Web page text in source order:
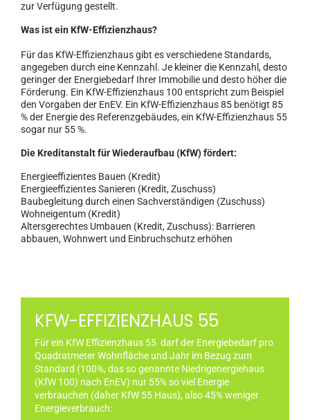
zur Verfügung gestellt.
Was ist ein KfW-Effizienzhaus?
Für das KfW-Effizienzhaus gibt es verschiedene Standards,
angegeben durch eine Kennzahl. Je kleiner die Kennzahl, desto
geringer der Energie­bedarf Ihrer Immobilie und desto höher die
Förderung. Ein KfW-Effizienzhaus 100 entspricht zum Beispiel
den Vorgaben der EnEV. Ein KfW-Effizienzhaus 85 benötigt 85
% der Energie des Referenzgebäudes, ein KfW-Effizienzhaus 55
sogar nur 55 %.
Die Kreditanstalt für Wiederaufbau (KfW) fördert:
Energieeffizientes Bauen (Kredit)
Energieeffizientes Sanieren (Kredit, Zuschuss)
Baubegleitung durch einen Sachverständigen (Zuschuss)
Wohneigentum (Kredit)
Altersgerechtes Umbauen (Kredit, Zuschuss): Barrieren
abbauen, Wohnwert und Einbruchschutz erhöhen
KFW-EFFIZIENZHAUS 55
Für ein KfW Effizienzhaus 55 darf der Energiebedarf pro
Quadratmeter Wohnfläche und Jahr im Bezug zum
Standard (100%, das so genannte Niedrigenergiehaus
(KfW 100) nach EnEV) nur 55% so viel Energie
verbrauchen (daher KfW 55 Haus), also 45% weniger
Energieverbrauch: